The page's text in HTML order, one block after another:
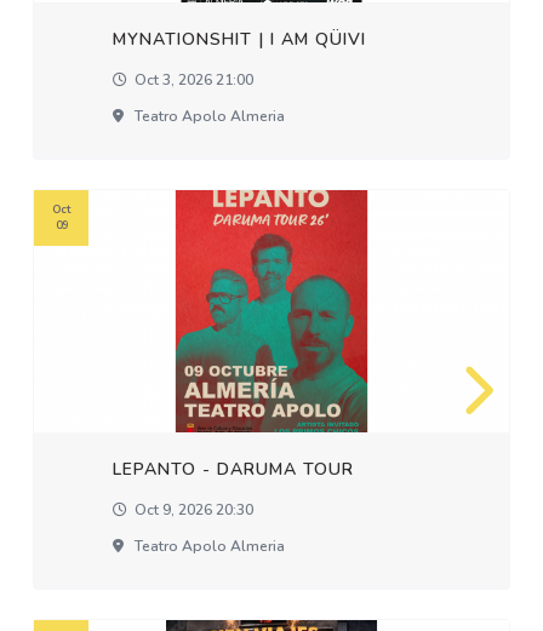
MYNATIONSHIT | I AM QÜIVI
Oct 3, 2026 21:00
Teatro Apolo Almeria
LEPANTO - DARUMA TOUR
Oct 9, 2026 20:30
Teatro Apolo Almeria
Oct
09